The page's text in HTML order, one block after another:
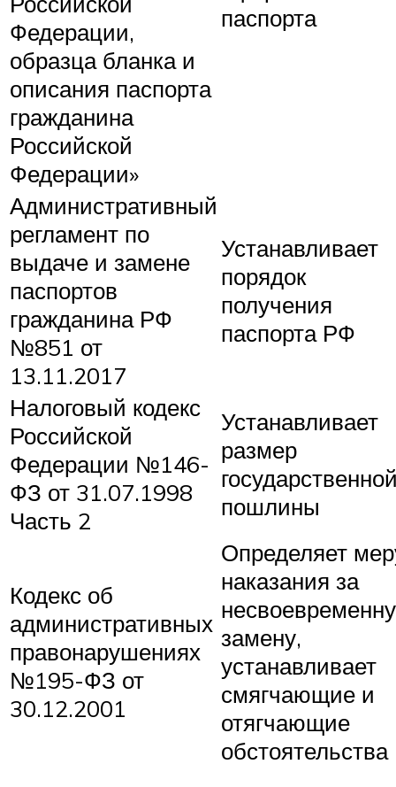
Федерации,
образца бланка и
описания паспорта
гражданина
Российской
Федерации»
паспорта
Административный
регламент по
выдаче и замене
паспортов
гражданина РФ
№851 от
13.11.2017
Устанавливает
порядок
получения
паспорта РФ
Налоговый кодекс
Российской
Федерации №146-
ФЗ от 31.07.1998
Часть 2
Устанавливает
размер
пошлины
Кодекс об
административных
правонарушениях
№195-ФЗ от
30.12.2001
Определяет
наказания за
замену,
устанавливает
смягчающие и
отягчающие
обстоятельства